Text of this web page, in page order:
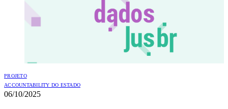
PROJETO
ACCOUNTABILITY DO ESTADO
06/10/2025